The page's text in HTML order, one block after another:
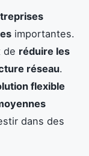
importantes.
de réduire les
réseau.
flexible
dans des